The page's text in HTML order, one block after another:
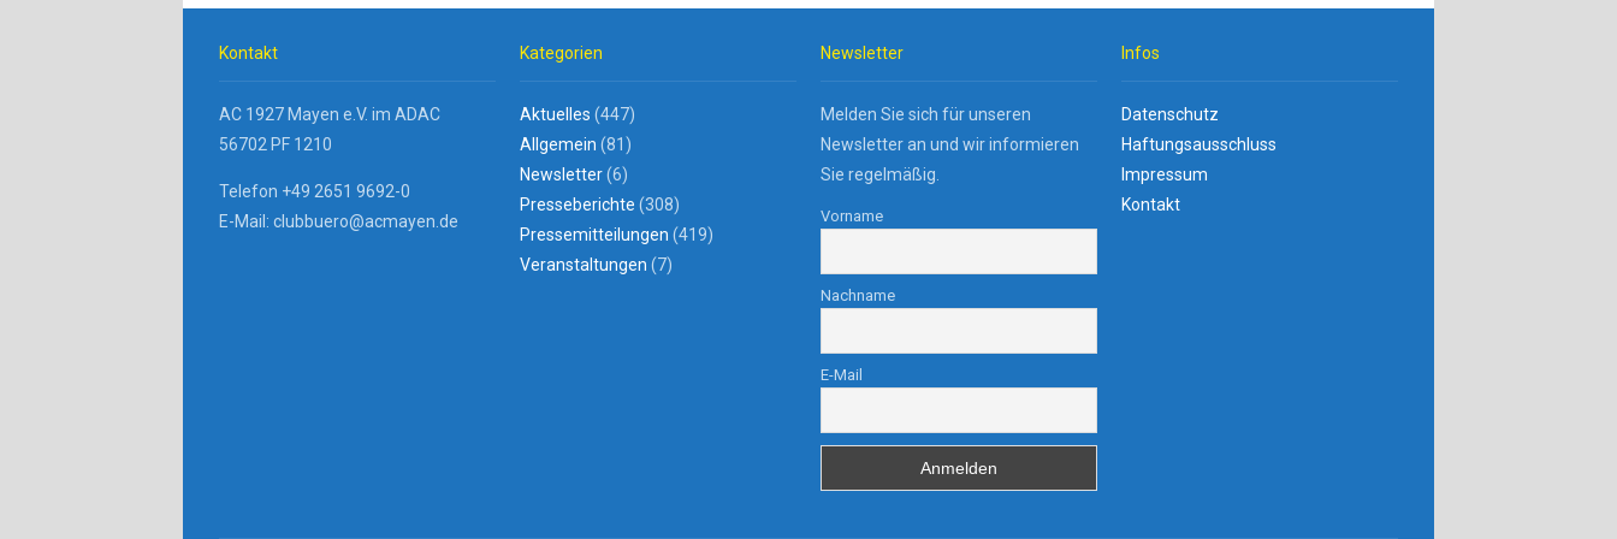
Kontakt
AC 1927 Mayen e.V. im ADAC
56702 PF 1210
Telefon +49 2651 9692-0
E-Mail: clubbuero@acmayen.de
Kategorien
Aktuelles (447)
Allgemein (81)
Newsletter(6)
Presseberichte (308)
Pressemitteilungen (419)
Veranstaltungen (7)
Newsletter
Melden Sie sich für unseren
Newsletter an und wir informieren
Sie regelmäßig.
Vorname
Nachname
E-Mail
Infos
Datenschutz
Haftungsausschluss
Impressum
Kontakt